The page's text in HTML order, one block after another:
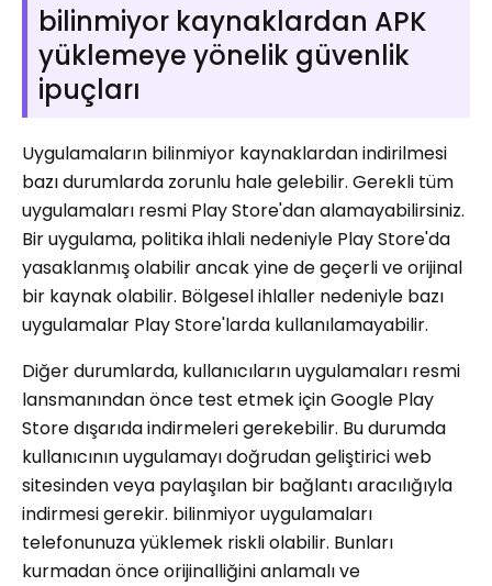
bilinmiyor kaynaklardan APK
yüklemeye yönelik güvenlik
ipuçları
Uygulamaların bilinmiyor kaynaklardan indirilmesi
bazı durumlarda zorunlu hale gelebilir. Gerekli tüm
uygulamaları resmi Play Store'dan alamayabilirsiniz.
Bir uygulama, politika ihlali nedeniyle Play Store'da
yasaklanmış olabilir ancak yine de geçerli ve orijinal
bir kaynak olabilir. Bölgesel ihlaller nedeniyle bazı
uygulamalar Play Store'larda kullanılamayabilir.
Diğer durumlarda, kullanıcıların uygulamaları resmi
lansmanından önce test etmek için Google Play
Store dışarıda indirmeleri gerekebilir. Bu durumda
kullanıcının uygulamayı doğrudan geliştirici web
sitesinden veya paylaşılan bir bağlantı aracılığıyla
indirmesi gerekir. bilinmiyor uygulamaları
telefonunuza yüklemek riskli olabilir. Bunları
kurmadan önce orijinalliğini anlamalı ve